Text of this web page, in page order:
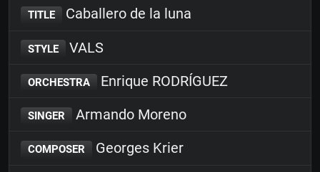
TITLE Caballero de la luna
STYLE VALS
ORCHESTRA Enrique RODRÍGUEZ
SINGER Armando Moreno
COMPOSER Georges Krier